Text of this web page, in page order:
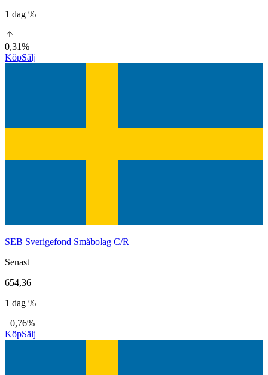
1 dag %
0,31%
KöpSälj
SEB Sverigefond Småbolag C/R
Senast
654,36
1 dag %
−0,76%
KöpSälj